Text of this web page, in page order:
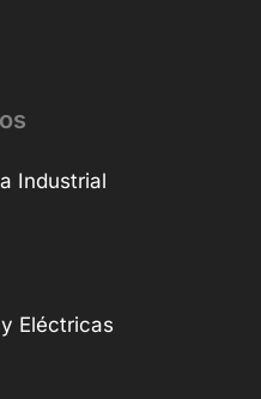
Industrial
Eléctricas